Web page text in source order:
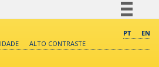
Comunica BR
PT
EN
ALTO CONTRASTE